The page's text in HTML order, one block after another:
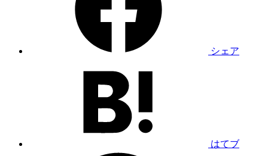
シェア
はてブ